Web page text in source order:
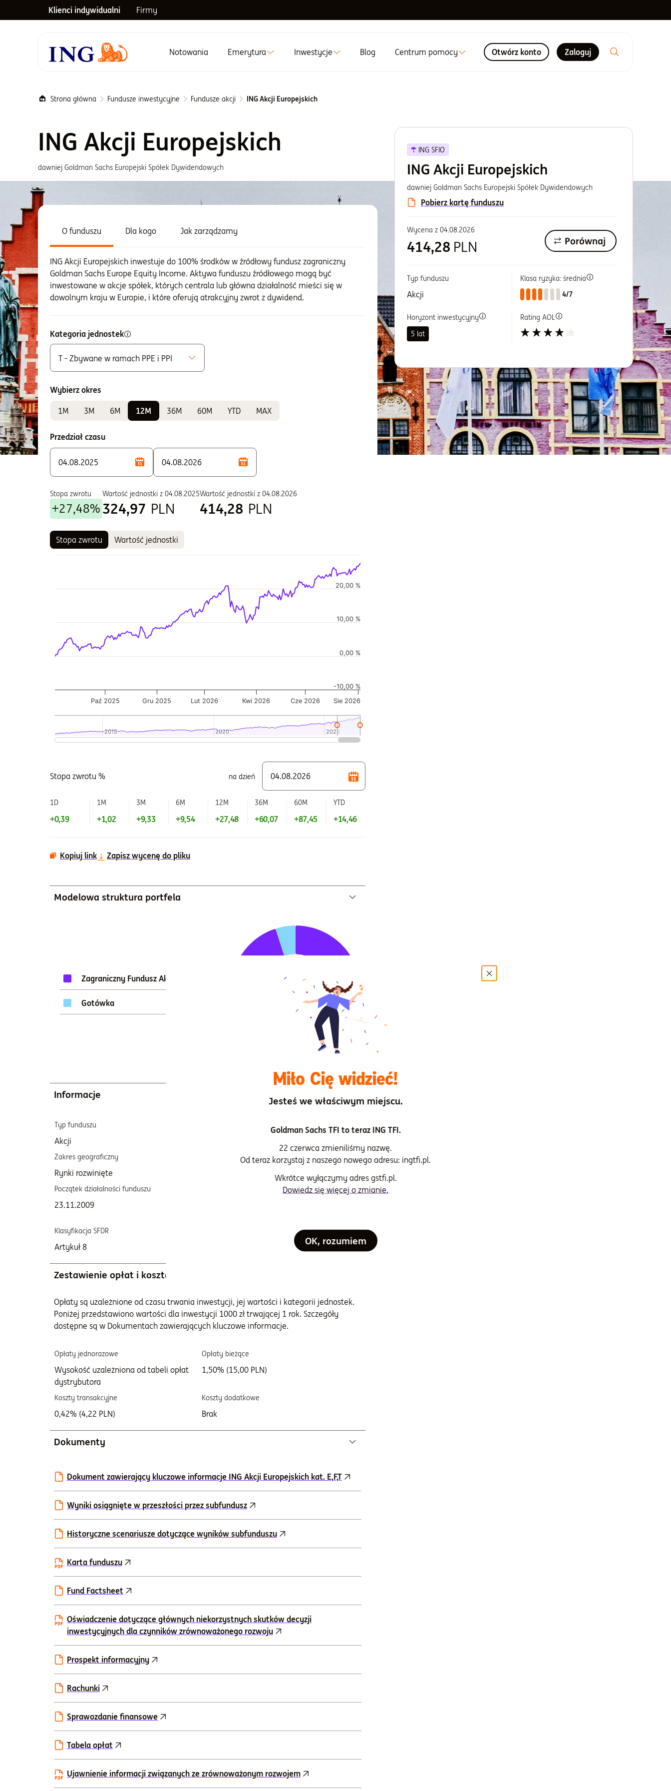
Klienci indywidualni Firmy
Menu główne
Notowania Emerytura Inwestycje Blog Centrum pomocy Otwórz konto Zaloguj
Strona główna Fundusze inwestycyjne Fundusze akcji ING Akcji Europejskich
ING Akcji Europejskich
dawniej Goldman Sachs Europejski Spółek Dywidendowych
ING SFIO
ING Akcji Europejskich
dawniej Goldman Sachs Europejski Spółek Dywidendowych
Pobierz kartę funduszu
Wycena z 04.08.2026
414,28 PLN Porównaj
Typ funduszu
Akcji
Klasa ryzyka: średnia
4/7
Horyzont inwestycyjny
5 lat
Rating AOL
O funduszu Dla kogo Jak zarządzamy
ING Akcji Europejskich inwestuje do 100% środków w źródłowy fundusz zagraniczny
Goldman Sachs Europe Equity Income. Aktywa funduszu źródłowego mogą być
inwestowane w akcje spółek, których centrala lub główna działalność mieści się w
dowolnym kraju w Europie, i które oferują atrakcyjny zwrot z dywidend.
Kategoria jednostek
T - Zbywane w ramach PPE i PPI
K - Zbywane w ramach IKE i IKZE
Do sprawdzania wyników
S - Zbywane w ramach PPE i PPI
T - Zbywane w ramach PPE i PPI
W - Zbywane w ramach PPE i PPI
Wybierz okres
1M 3M 6M 12M 36M 60M YTD MAX
Przedział czasu
Stopa zwrotu
+27,48%
Wartość jednostki z 04.08.2025
324,97 PLN
Wartość jednostki z 04.08.2026
414,28 PLN
Stopa zwrotu Wartość jednostki
Wykres ma 2 osi X wyświetlające Czas, i Czas.
Wykres ma 2 osi Y wyświetlające Wartość jednostki w czasie, i Wartość jednostki w czasie.
Paź 2025 Gru 2025 Lut 2026 Kwi 2026 Cze 2026 Sie 2026
2015
2015 2020
2020 2025
2025
0,00 %
-10,00 %
10,00 %
20,00 %
Stopa zwrotu % na dzień
1D 1M 3M 6M 12M 36M 60M YTD
+0,39 +1,02 +9,33 +9,54 +27,48 +60,07 +87,45 +14,46
Kopiuj link Zapisz wycenę do pliku
Modelowa struktura portfela
Zagraniczny Fundusz Akcji
Gotówka
Informacje
Typ funduszu
Akcji
Zakres geograficzny
Rynki rozwinięte
Początek działalności funduszu
23.11.2009
Opłata za zarządzanie i administrację (w skali
Klasyfikacja SFDR
Artykuł 8
Zestawienie opłat i kosztów
Opłaty są uzależnione od czasu trwania inwestycji, jej wartości i kategorii jednostek.
Poniżej przedstawiono wartości dla inwestycji 1000 zł trwającej 1 rok. Szczegóły
dostępne są w Dokumentach zawierających kluczowe informacje.
Opłaty jednorazowe
Wysokość uzależniona od tabeli opłat
dystrybutora
Opłaty bieżące
1,50% (15,00 PLN)
Koszty transakcyjne
0,42% (4,22 PLN)
Koszty dodatkowe
Brak
Dokumenty
Dokument zawierający kluczowe informacje ING Akcji Europejskich kat. E,F,T
Wyniki osiągnięte w przeszłości przez subfundusz
Historyczne scenariusze dotyczące wyników subfunduszu
Karta funduszu
Fund Factsheet
Oświadczenie dotyczące głównych niekorzystnych skutków decyzji
inwestycyjnych dla czynników zrównoważonego rozwoju
Prospekt informacyjny
Rachunki
Sprawozdanie finansowe
Tabela opłat
Ujawnienie informacji związanych ze zrównoważonym rozwojem
Miło Cię widzieć!
Jesteś we właściwym miejscu.
Goldman Sachs TFI to teraz ING TFI.
22 czerwca zmieniliśmy nazwę.
Od teraz korzystaj z naszego nowego adresu: ingtfi.pl.
Wkrótce wyłączymy adres gstfi.pl.
Dowiedz się więcej o zmianie.
OK, rozumiem